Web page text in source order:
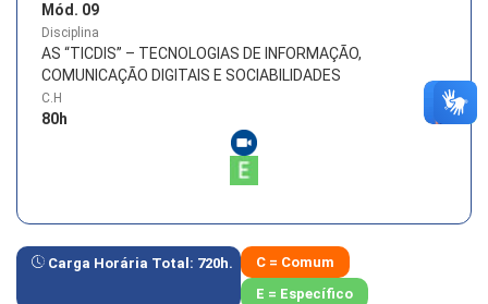
Mód. 09
Disciplina
AS “TICDIS” – TECNOLOGIAS DE INFORMAÇÃO,
COMUNICAÇÃO DIGITAIS E SOCIABILIDADES
C.H
80h
Carga Horária Total: 720h.
C = Comum
E = Específico